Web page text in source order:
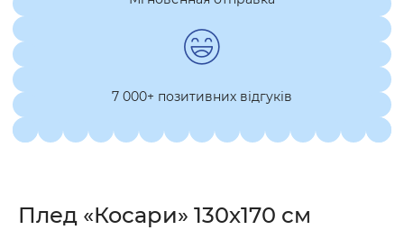
7 000+ позитивних відгуків
Плед «Косари» 130х170 см